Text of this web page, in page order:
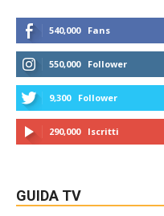
540,000 Fans
550,000 Follower
9,300 Follower
290,000 Iscritti
GUIDA TV